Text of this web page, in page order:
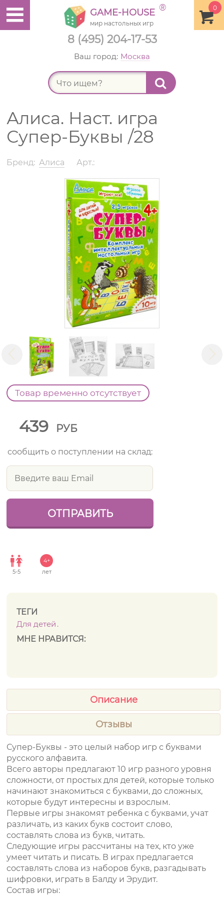
8 (495) 204-17-53
0
GAME-HOUSE ®
мир настольных игр
Ваш город: Москва
Алиса. Наст. игра
Супер-Буквы /28
Бренд: Алиса Арт.:
Товар временно отсутствует
439 РУБ
сообщить о поступлении на склад:
5-5
4+
лет
ТЕГИ
Для детей
МНЕ НРАВИТСЯ:
Описание
Отзывы
Супер-Буквы - это целый набор игр с буквами
русского алфавита.
Всего авторы предлагают 10 игр разного уровня
сложности, от простых для детей, которые только
начинают знакомиться с буквами, до сложных,
которые будут интересны и взрослым.
Первые игры знакомят ребенка с буквами, учат
различать, из каких букв состоит слово,
составлять слова из букв, читать.
Следующие игры рассчитаны на тех, кто уже
умеет читать и писать. В играх предлагается
составлять слова из наборов букв, разгадывать
шифровки, играть в Балду и Эрудит.
Состав игры: